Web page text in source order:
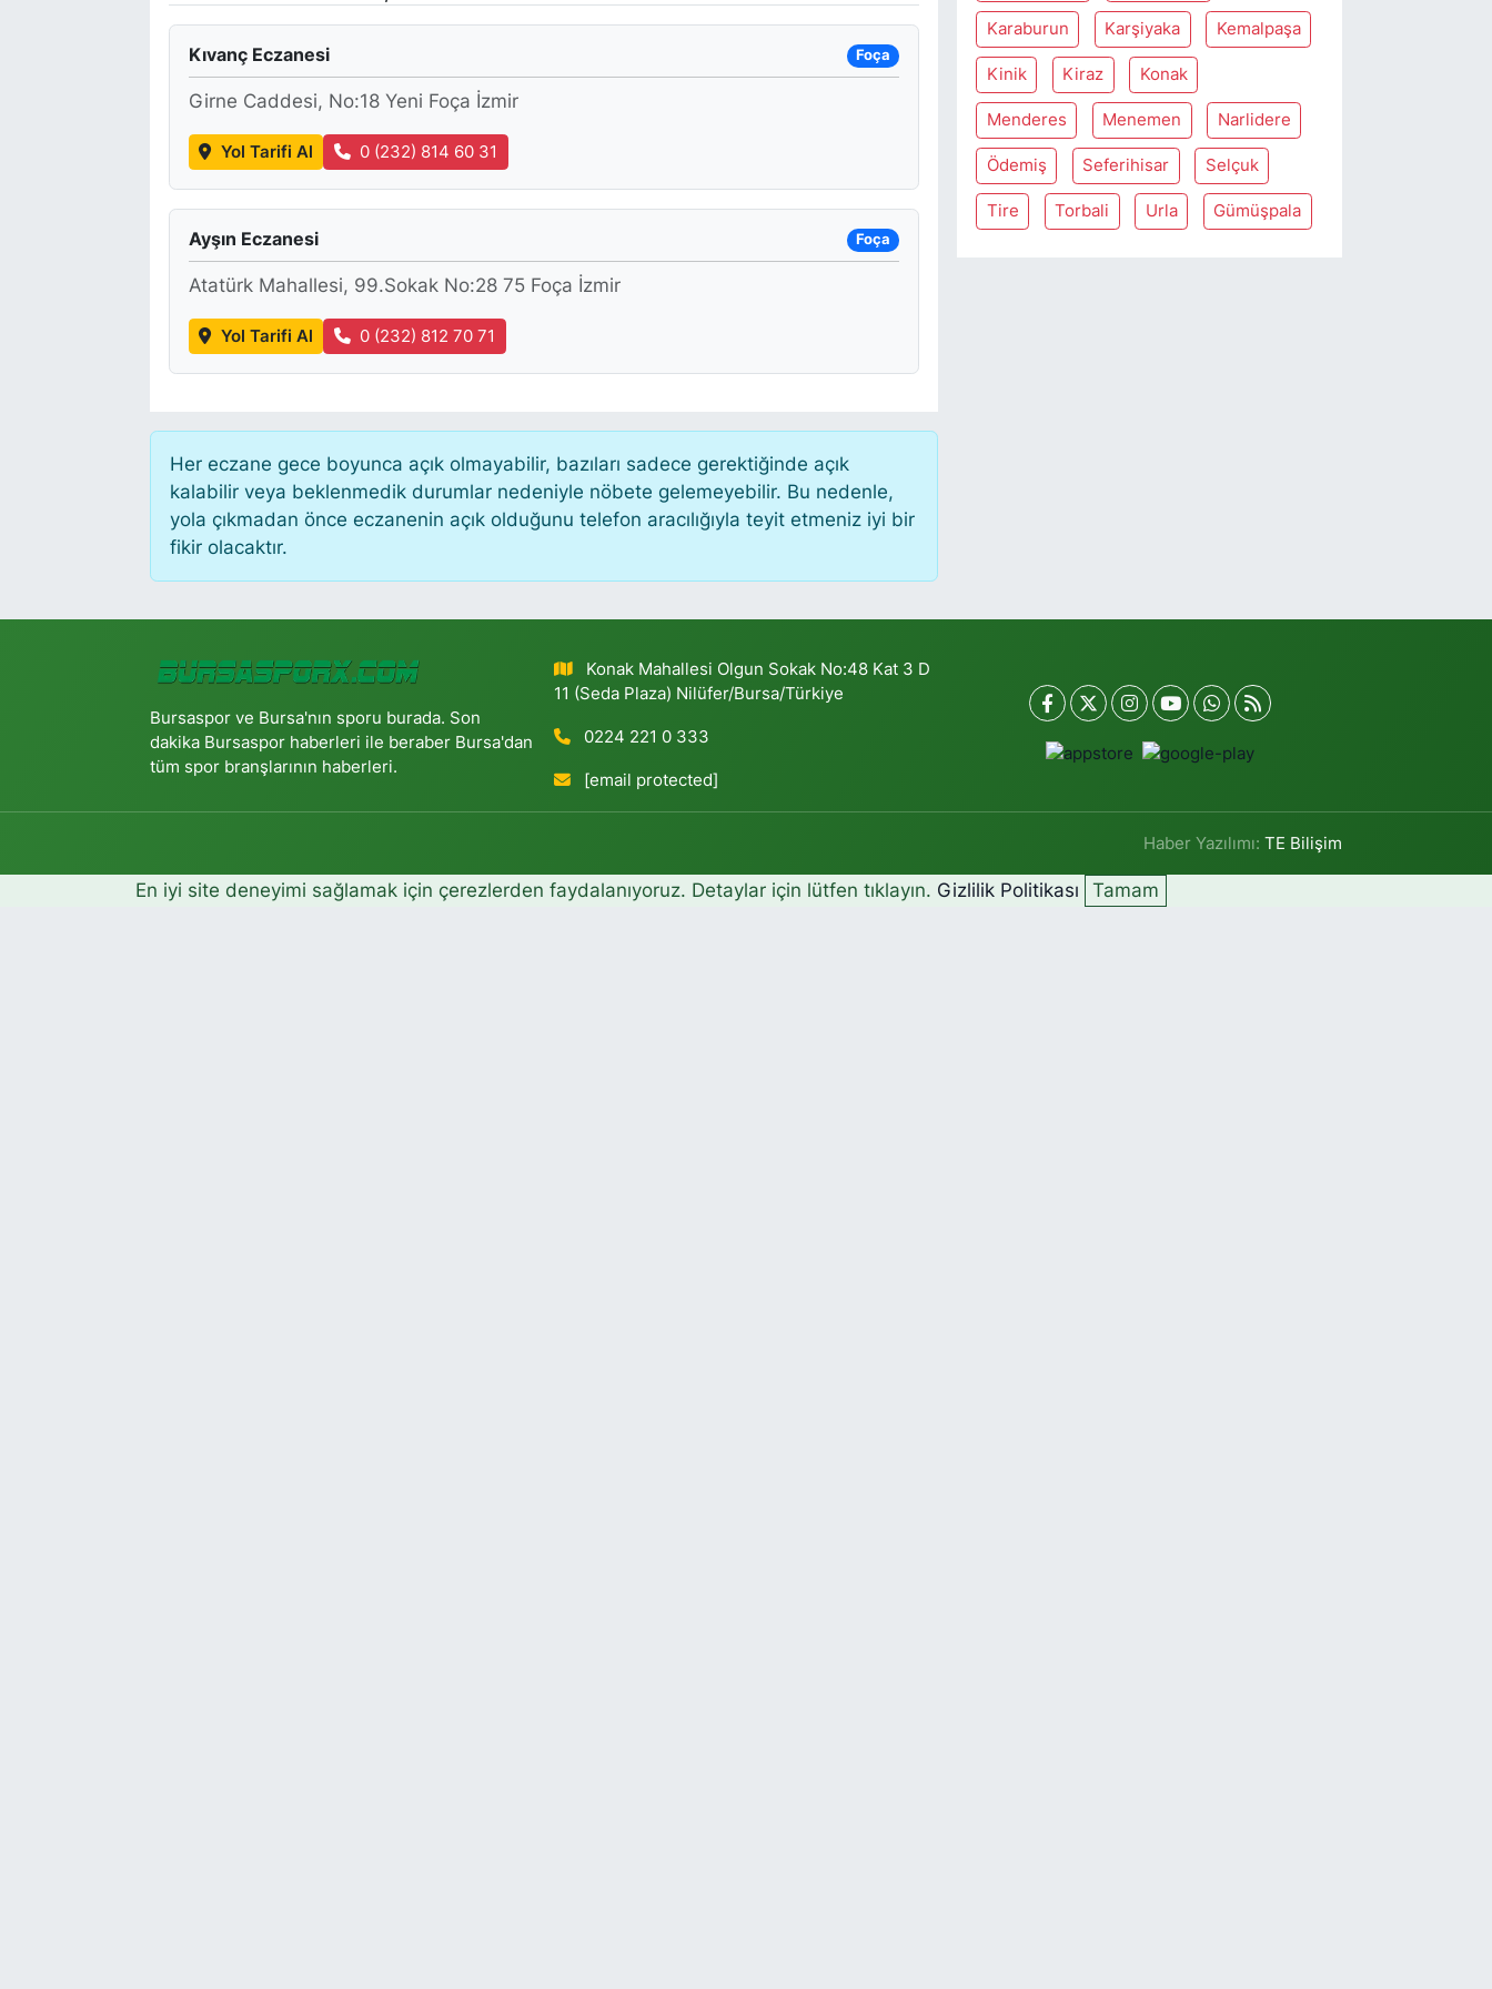
Kıvanç Eczanesi Foça
Girne Caddesi, No:18 Yeni Foça İzmir
Yol Tarifi Al 0 (232) 814 60 31
Ayşın Eczanesi Foça
Atatürk Mahallesi, 99.Sokak No:28 75 Foça İzmir
Yol Tarifi Al 0 (232) 812 70 71
Her eczane gece boyunca açık olmayabilir, bazıları sadece gerektiğinde açık
kalabilir veya beklenmedik durumlar nedeniyle nöbete gelemeyebilir. Bu nedenle,
yola çıkmadan önce eczanenin açık olduğunu telefon aracılığıyla teyit etmeniz iyi bir
fikir olacaktır.
Karaburun Karşiyaka Kemalpaşa
Kinik Kiraz Konak
Menderes Menemen Narlidere
Ödemiş Seferihisar Selçuk
Tire Torbali Urla Gümüşpala
Bursaspor ve Bursa'nın sporu burada. Son
dakika Bursaspor haberleri ile beraber Bursa'dan
tüm spor branşlarının haberleri.
Konak Mahallesi Olgun Sokak No:48 Kat 3 D
11 (Seda Plaza) Nilüfer/Bursa/Türkiye
0224 221 0 333
[email protected]
Haber Yazılımı:TE Bilişim
En iyi site deneyimi sağlamak için çerezlerden faydalanıyoruz. Detaylar için lütfen tıklayın. Gizlilik Politikası Tamam